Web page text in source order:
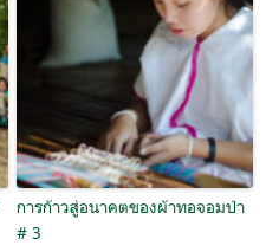
การก้าวสู่อนาคตของผ้าทอจอมป่า
# 3